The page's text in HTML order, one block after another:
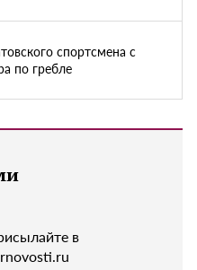
спортсмена с
по гребле
в